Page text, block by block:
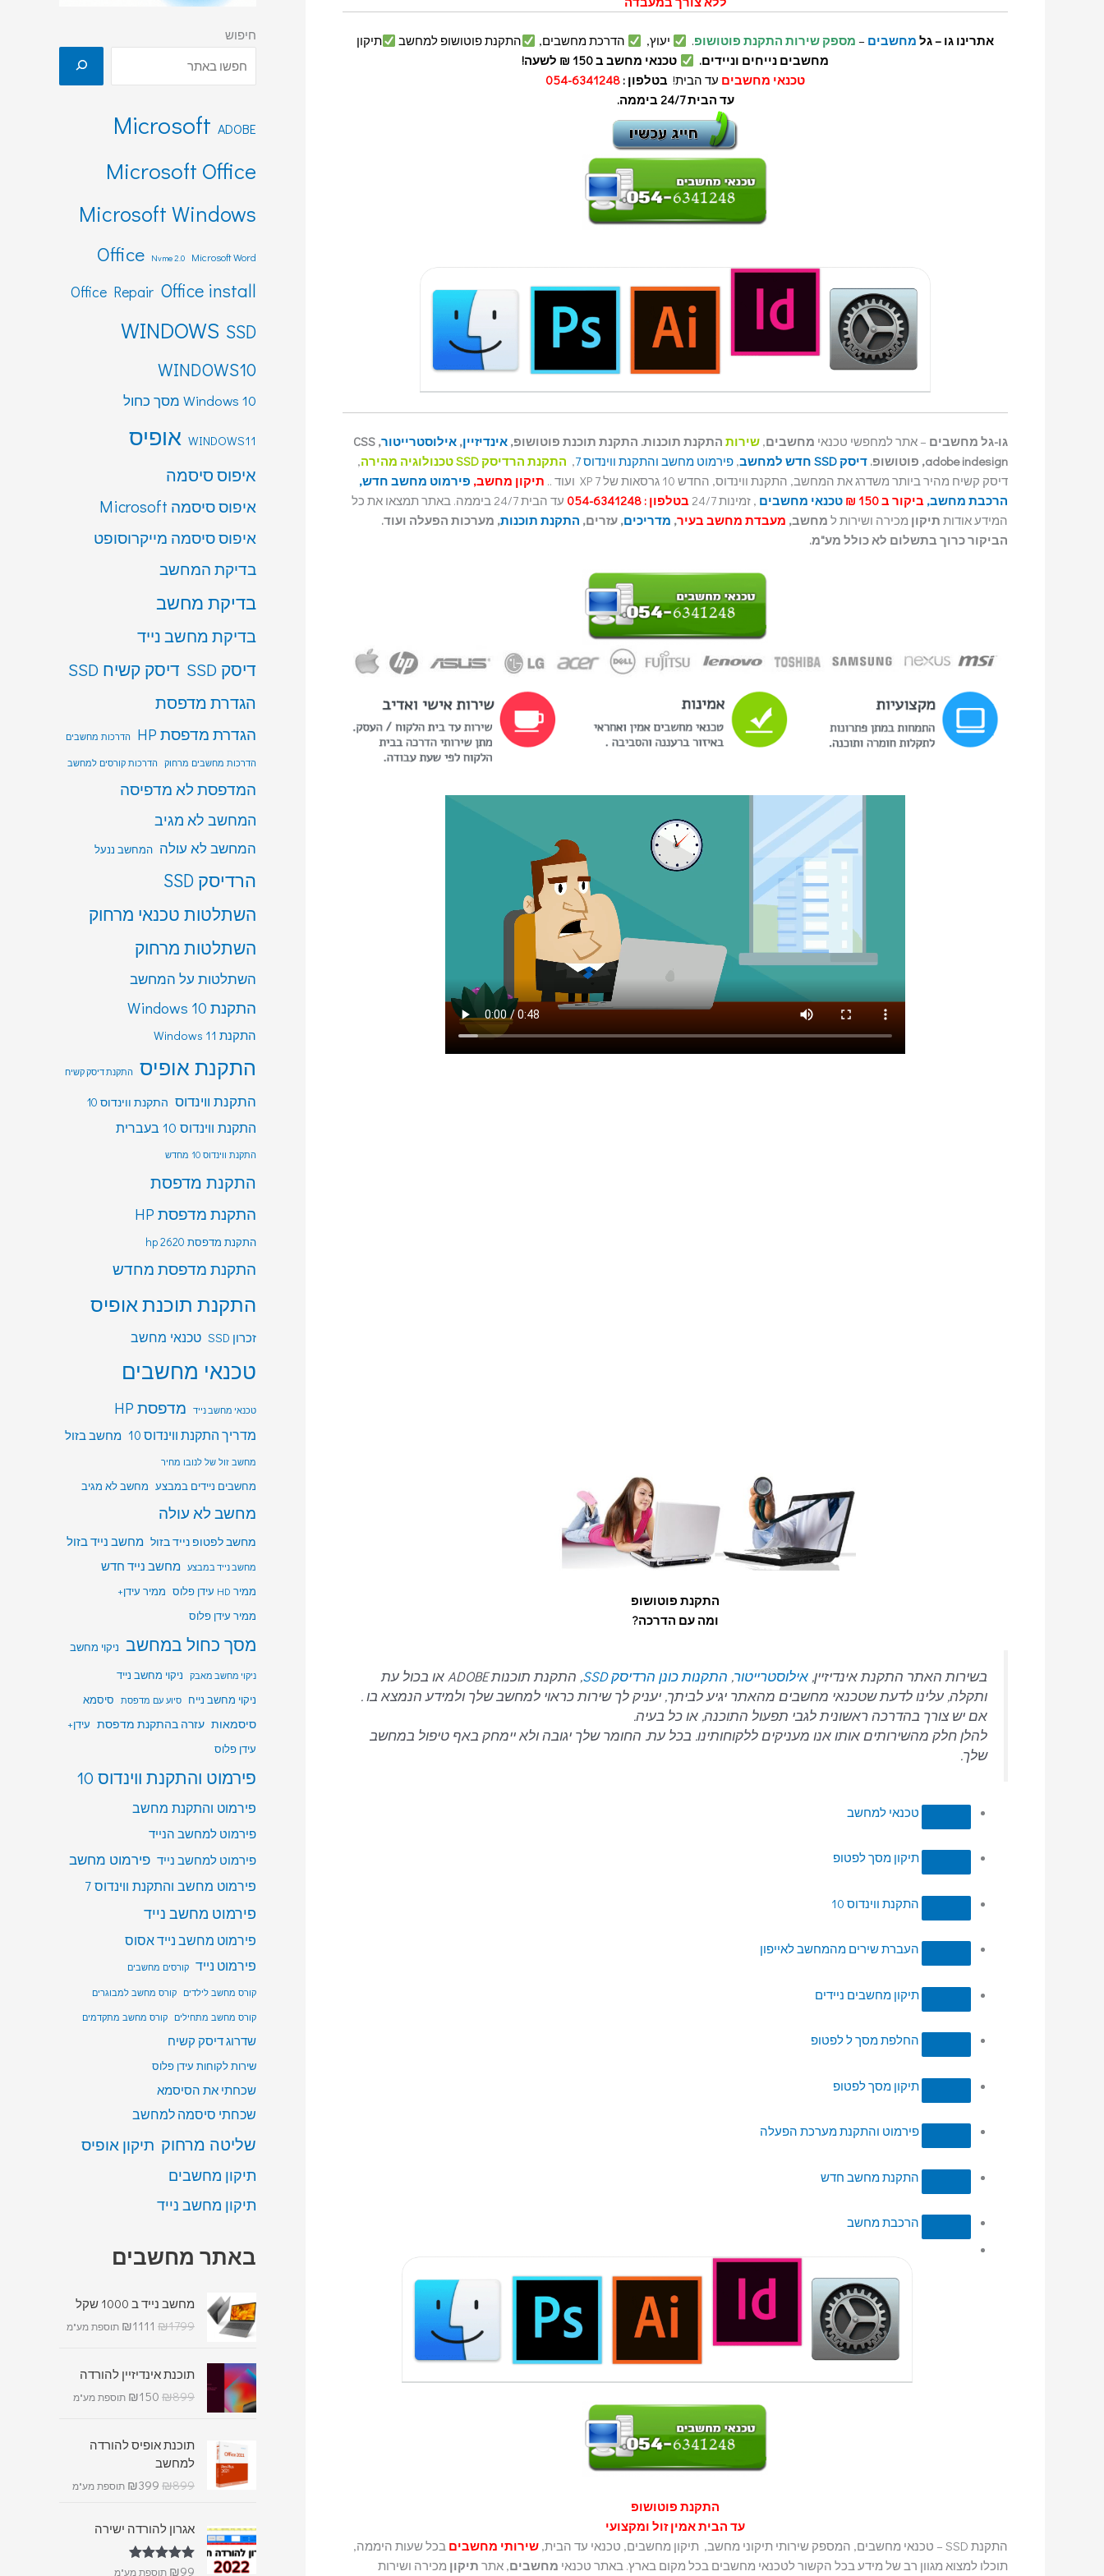
אתרינו גו – גל מחשבים – מספק שירות התקנת פוטושופ. יעוץ, הדרכת מחשבים, התקנת פוטושופ למחשב
תיקון
מחשבים נייחים וניידים.
טכנאי מחשב ב 150 ₪ לשעה!
טכנאי מחשבים עד הבית! בטלפון : 054-6341248
עד הבית 24/7 ביממה.
גו-גל מחשבים – אתר למחפשי טכנאי מחשבים, שירות התקנת תוכנות. התקנת תוכנת פוטושופ, אינדיזיין, אילוסטרייטור , CSS
adobe indesign, פוטושופ.
דיסק SSD חדש למחשב , פירמוט מחשב והתקנת ווינדוס 7 , התקנת הרדיסק SSD טכנולוגיה מהירה
,
דיסק קשיח מהיר ביותר משדרג את המחשב, התקנת ווינדוס, החדש 10 גרסאות של 7 XP ועוד ..
תיקון מחשב, פירמוט מחשב חדש,
הרכבת מחשב, ביקור ב 150 ₪ טכנאי מחשבים , זמינות 24/7 בטלפון : 054-6341248
עד הבית 24/7 ביממה. באתר תמצאו את כל
המידע אודות תיקון מכירה ושירות ל מחשב, מעבדת מחשב בעיר, מדריכים, עזרים, התקנת תוכנות, מערכות הפעלה ועוד.
הביקור כרוך בתשלום לא כולל מע"מ.
התקנת פוטושופ
ומה עם הדרכה?
בשירות האתר התקנת אינדיזיין, אילוסטרייטור, התקנות כונן הרדיסק SSD
, התקנת תוכנות ADOBE או בכול עת
ותקלה, עלינו לדעת שטכנאי מחשבים מהאתר יגיע לביתך, יעניק לך שירות כראוי למחשב שלך ולמידע הנמצא בו .
אם יש צורך בהדרכה ראשונית לגבי תפעול התוכנה, או כל בעיה.
להלן חלק מהשירותים אותו אנו מעניקים ללקוחותינו. בכל עת. החומר שלך יגובה ולא יימחק באף טיפול במחשב
שלך.
טכנאי למחשב
תיקון מסך לפטופ
התקנת ווינדוס 10
העברת שירים מהמחשב לאייפון
תיקון מחשבים ניידים
החלפת מסך ל לפטופ
תיקון מסך לפטופ
פירמוט והתקנת מערכת הפעלה
התקנת מחשב חדש
הרכבת מחשב
התקנת פוטושופ
עד הבית אמין זול ומקצועי
התקנת SSD – טכנאי מחשבים, המספק שירותי תיקוני מחשב, תיקון מחשבים, טכנאי עד הבית,
שירותי מחשבים בכל שעות היממה,
תוכלו למצוא מגוון רב של מידע בכל הקשור לטכנאי מחשבים בכל מקום בארץ. באתר טכנאי מחשבים, אתר תיקון מכירה ושירות
חיפוש
ADOBE
Microsoft
Microsoft Office
Microsoft Windows
Microsoft Word
Nvme 2.0
Office
Office install
Office Repair
SSD
WINDOWS
WINDOWS10
Windows 10 מסך כחול
WINDOWS11 אופיס
איפוס סיסמה
איפוס סיסמה Microsoft
איפוס סיסמה מייקרוסופט
בדיקת המחשב
בדיקת מחשב
בדיקת מחשב נייד
דיסק SSD דיסק קשיח SSD
הגדרת מדפסת
הגדרת מדפסת HP הדרכות מחשבים
הדרכות מחשבים מרחוק הדרכות קורסים למחשב
המדפסת לא מדפיסה
המחשב לא מגיב
המחשב לא עולה המחשב ננעל
הרדיסק SSD
השתלטות טכנאי מרחוק
השתלטות מרחוק
השתלטות על המחשב
התקנת Windows 10
התקנת Windows 11
התקנת אופיס התקנת דיסק קשיח
התקנת ווינדוס התקנת ווינדוס 10
התקנת ווינדוס 10 בעברית
התקנת ווינדוס 10 מחדש
התקנת מדפסת
התקנת מדפסת HP
התקנת מדפסת hp 2620
התקנת מדפסת מחדש
התקנת תוכנת אופיס
זכרון SSD טכנאי מחשב
טכנאי מחשבים
טכנאי מחשב נייד מדפסת HP
מדריך התקנת ווינדוס 10 מחשב בזול
מחשב זול של לנובו מחיר
מחשבים ניידים במבצע מחשב לא מגיב
מחשב לא עולה
מחשב לפטופ נייד בזול מחשב נייד בזול
מחשב נייד במבצע מחשב נייד חדש
ממיר HD עידן פלוס
ממיר עידן+
ממיר עידן פלוס
מסך כחול במחשב ניקוי מחשב
ניקוי מחשב מאבק
ניקוי מחשב נייד
ניקוי מחשב נייח סיוע עם מדפסת סיסמא
סיסמאות עזרה בהתקנת מדפסת עידן+
עידן פלוס
פירמוט והתקנת ווינדוס 10
פירמוט והתקנת מחשב
פירמוט למחשב הנייד
פירמוט למחשב נייד פירמוט מחשב
פירמוט מחשב והתקנת ווינדוס 7
פירמוט מחשב נייד
פירמוט מחשב נייד אסוס
פירמוט נייד קורסים מחשבים
קורס מחשב לילדים קורס מחשב למבוגרים
קורס מחשב מתחילים קורס מחשב מתקדמים
שדרוג דיסק קשיח
שירות לקוחות עידן פלוס
שכחתי את הסיסמא
שכחתי סיסמה למחשב
שליטה מרחוק תיקון אופיס
תיקון מחשבים
תיקון מחשב נייד
באתר מחשבים
מחשב נייד ב 1000 שקל
₪1799
₪1111 תוספת מע"מ
תוכנת אינדיזיין להורדה
₪899
₪150 תוספת מע"מ
תוכנת אופיס להורדה
למחשב
₪899
₪399 תוספת מע"מ
אגרון להורדה ישירה
דורג5.00₪99 תוספת מע"מ